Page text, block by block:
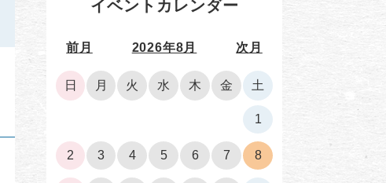
イベントカレンダー
前月 2026年8月 次月
日 月 火 水 木 金 土
1
2 3 4 5 6 7 8